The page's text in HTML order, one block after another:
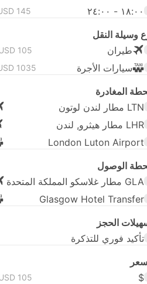
١٨:٠٠ ‏-‏ ٢٤:٠٠ 145+
وسيلة النقل
طيران
105+
سيارات الأجرة 1035+
المغادرة
LTN مطار لندن لوتون
LHR مطار هيثرو, لندن
London Luton Airport
الوصول
GLA مطار غلاسكو المملكة المتحدة
Glasgow Hotel Transfer
الحجز
تأكيد فوري للتذكرة
$
105+